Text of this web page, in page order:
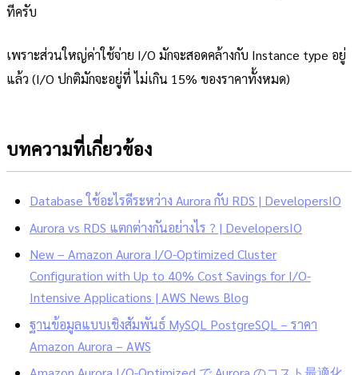
ทีครับ
เพราะส่วนใหญ่ค่าใช้จ่าย I/O มักจะสอดคล้างกับ Instance type อยู่
แล้ว (I/O ปกติมักจะอยู่ที่ ไม่เกิน 15% ของราคาทั้งหมด)
บทความที่เกี่ยวข้อง
Database ใช้อะไรดีระหว่าง Aurora กับ RDS | DevelopersIO
Aurora vs RDS แตกต่างกันอย่างไร ? | DevelopersIO
New – Amazon Aurora I/O-Optimized Cluster
Configuration with Up to 40% Cost Savings for I/O-
Intensive Applications | AWS News Blog
ฐานข้อมูลแบบเชิงสัมพันธ์ MySQL PostgreSQL – ราคา
Amazon Aurora – AWS